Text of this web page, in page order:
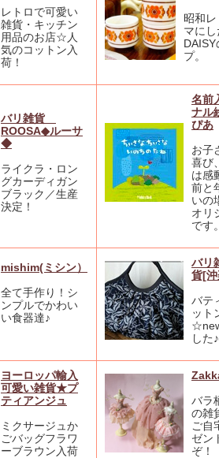
レトロで可愛い
雑貨・キッチン
用品のお店☆人
気のコットン入
荷！
昭和
マに
プ。
バリ雑貨
ROOSA◆ルーサ
◆
ライクラ・ロン
グカーディガン
ブラック／生産
決定！
名前
ナル
ぴあ
お子
喜び
は感
前と
いの
オリ
です
mishim(ミシン）
全て手作り！シ
ンプルでかわい
い食器達♪
バリ
貨[
バテ
ット
した♪
ヨーロッパ輸入
可愛い雑貨★プ
ティアンジュ
ミクサージュか
ごバッグフラワ
ーブラウン入荷
バラ
の雑
ご自
ゼン
ぞ！